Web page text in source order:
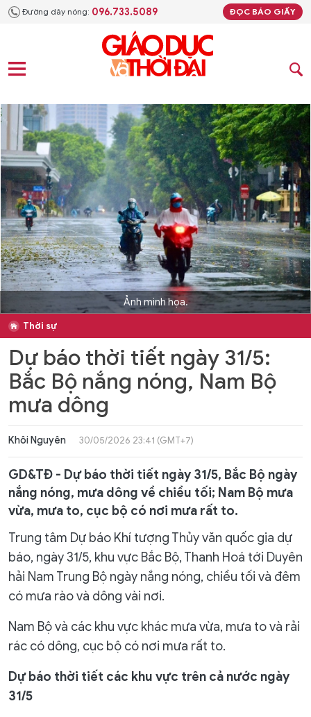
Đường dây nóng: 096.733.5089 ĐỌC BÁO GIẤY
Ảnh minh họa.
Thời sự
Dự báo thời tiết ngày 31/5:
Bắc Bộ nắng nóng, Nam Bộ
mưa dông
Khôi Nguyên 30/05/2026 23:41 (GMT+7)
GD&TĐ - Dự báo thời tiết ngày 31/5, Bắc Bộ ngày
nắng nóng, mưa dông về chiều tối; Nam Bộ mưa
vừa, mưa to, cục bộ có nơi mưa rất to.
Trung tâm Dự báo Khí tượng Thủy văn quốc gia dự
báo, ngày 31/5, khu vực Bắc Bộ, Thanh Hoá tới Duyên
hải Nam Trung Bộ ngày nắng nóng, chiều tối và đêm
có mưa rào và dông vài nơi.
Nam Bộ và các khu vực khác mưa vừa, mưa to và rải
rác có dông, cục bộ có nơi mưa rất to.
Dự báo thời tiết các khu vực trên cả nước ngày
31/5